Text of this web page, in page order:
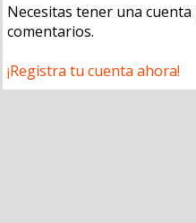
Necesitas tener una
comentarios.
¡Registra tu cuenta ahora!